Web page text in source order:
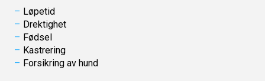
Løpetid
Drektighet
Fødsel
Kastrering
Forsikring av hund